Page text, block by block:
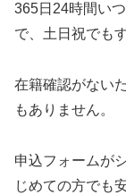
365日24時間い
で、土日祝でも
在籍確認がない
もありません。
申込フォームが
じめての方でも